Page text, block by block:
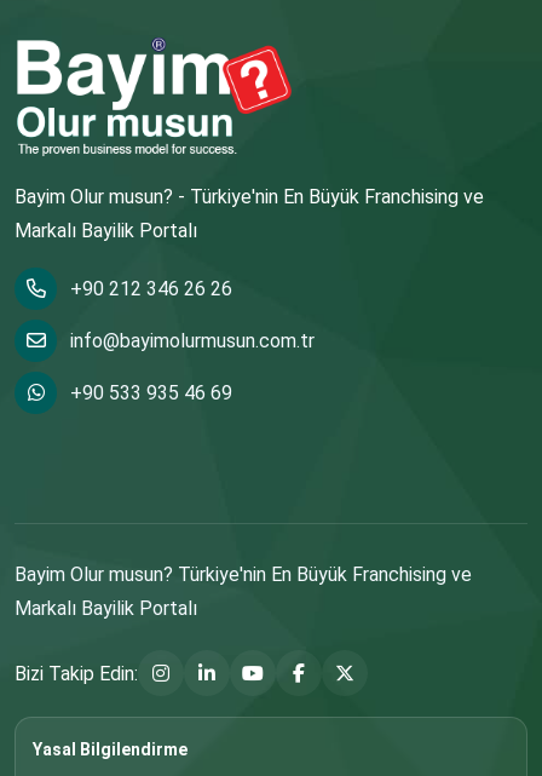
Bayim Olur musun? - Türkiye'nin En Büyük Franchising ve
Markalı Bayilik Portalı
+90 212 346 26 26
info@bayimolurmusun.com.tr
+90 533 935 46 69
Bayim Olur musun? Türkiye'nin En Büyük Franchising ve
Markalı Bayilik Portalı
Bizi Takip Edin:
Yasal Bilgilendirme